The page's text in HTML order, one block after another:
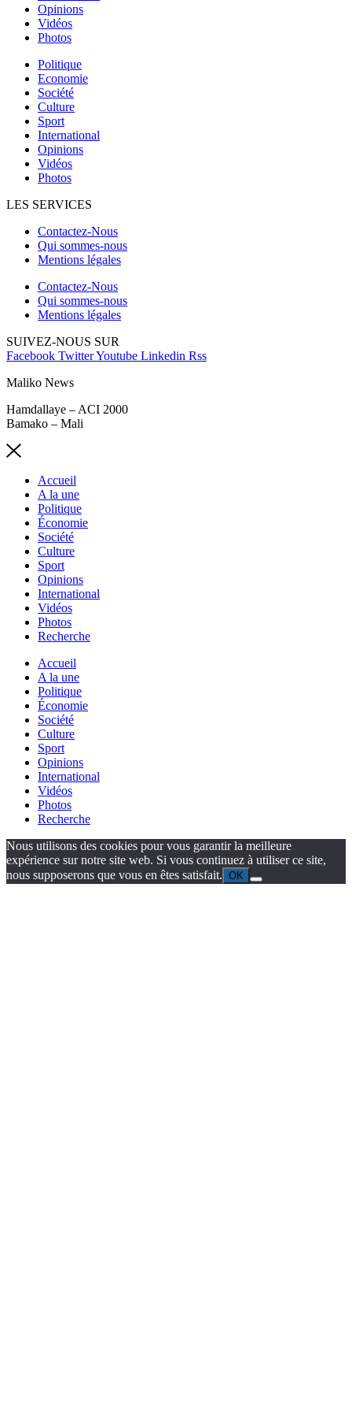
Opinions
Vidéos
Photos
Politique
Economie
Société
Culture
Sport
International
Opinions
Vidéos
Photos
LES SERVICES
Contactez-Nous
Qui sommes-nous
Mentions légales
Contactez-Nous
Qui sommes-nous
Mentions légales
SUIVEZ-NOUS SUR
Facebook TwitterYoutube Linkedin Rss
Maliko News
Hamdallaye – ACI 2000
Bamako – Mali
Accueil
A la une
Politique
Économie
Société
Culture
Sport
Opinions
International
Vidéos
Photos
Recherche
Accueil
A la une
Politique
Économie
Société
Culture
Sport
Opinions
International
Vidéos
Photos
Recherche
Nous utilisons des cookies pour vous garantir la meilleure
expérience sur notre site web. Si vous continuez à utiliser ce site,
nous supposerons que vous en êtes satisfait. OK